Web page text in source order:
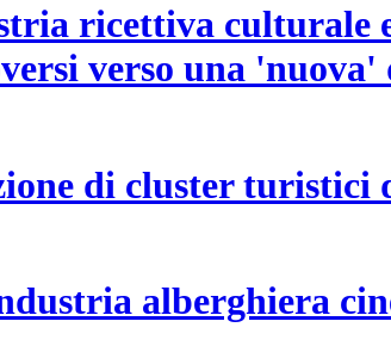
ricettiva culturale
verso una 'nuova'
di cluster turistici
alberghiera